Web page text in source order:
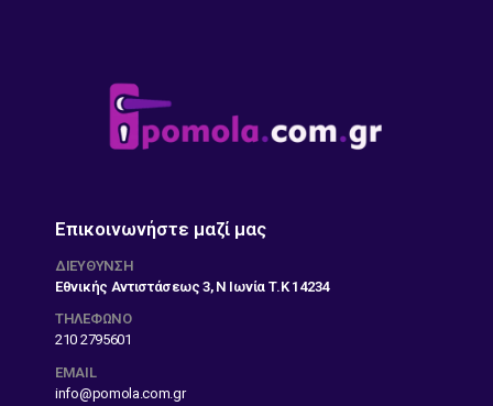
Επικοινωνήστε μαζί μας
ΔΙΕΎΘΥΝΣΗ
Εθνικής Αντιστάσεως 3, Ν Ιωνία Τ.Κ 14234
ΤΗΛΕΦΩΝΟ
210 2795601
EMAIL
info@pomola.com.gr